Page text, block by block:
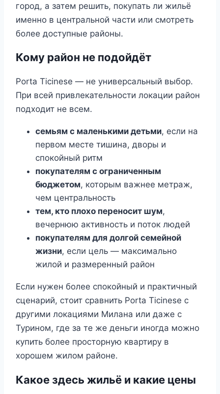
город, а затем решить, покупать ли жильё
именно в центральной части или смотреть
более доступные районы.
Кому район не подойдёт
Porta Ticinese — не универсальный выбор.
При всей привлекательности локации район
подходит не всем.
семьям с маленькими детьми, если на
первом месте тишина, дворы и
спокойный ритм
покупателям с ограниченным
бюджетом, которым важнее метраж,
чем центральность
тем, кто плохо переносит шум,
вечернюю активность и поток людей
покупателям для долгой семейной
жизни, если цель — максимально
жилой и размеренный район
Если нужен более спокойный и практичный
сценарий, стоит сравнить Porta Ticinese с
другими локациями Милана или даже с
Турином, где за те же деньги иногда можно
купить более просторную квартиру в
хорошем жилом районе.
Какое здесь жильё и какие цены